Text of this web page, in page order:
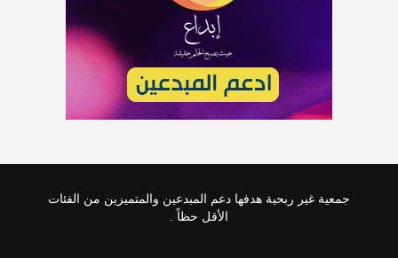
جمعية غير ربحية هدفها دعم المبدعين والمتميزين من الفئات
الأقل حظاً .